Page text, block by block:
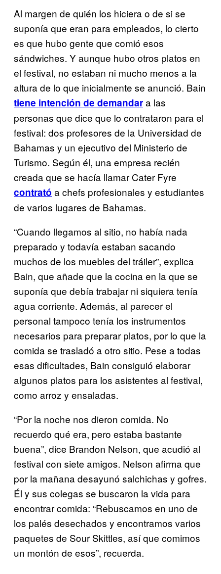
Al margen de quién los hiciera o de si se
suponía que eran para empleados, lo cierto
es que hubo gente que comió esos
sándwiches. Y aunque hubo otros platos en
el festival, no estaban ni mucho menos a la
altura de lo que inicialmente se anunció. Bain
tiene intención de demandara las
personas que dice que lo contrataron para el
festival: dos profesores de la Universidad de
Bahamas y un ejecutivo del Ministerio de
Turismo. Según él, una empresa recién
creada que se hacía llamar Cater Fyre
contrató a chefs profesionales y estudiantes
de varios lugares de Bahamas.
“Cuando llegamos al sitio, no había nada
preparado y todavía estaban sacando
muchos de los muebles del tráiler”, explica
Bain, que añade que la cocina en la que se
suponía que debía trabajar ni siquiera tenía
agua corriente. Además, al parecer el
personal tampoco tenía los instrumentos
necesarios para preparar platos, por lo que la
comida se trasladó a otro sitio. Pese a todas
esas dificultades, Bain consiguió elaborar
algunos platos para los asistentes al festival,
como arroz y ensaladas.
“Por la noche nos dieron comida. No
recuerdo qué era, pero estaba bastante
buena”, dice Brandon Nelson, que acudió al
festival con siete amigos. Nelson afirma que
por la mañana desayunó salchichas y gofres.
Él y sus colegas se buscaron la vida para
encontrar comida: “Rebuscamos en uno de
los palés desechados y encontramos varios
paquetes de Sour Skittles, así que comimos
un montón de esos”, recuerda.